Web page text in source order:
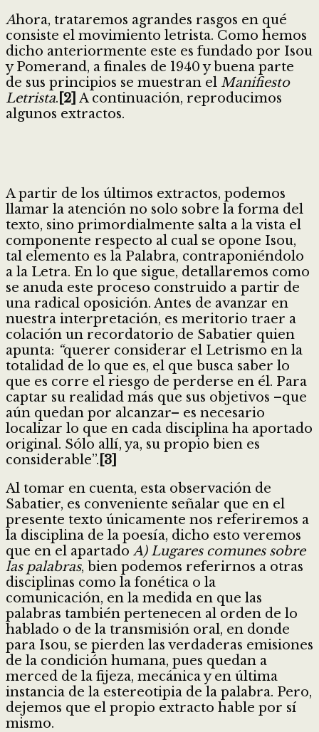
Ahora, trataremos agrandes rasgos en qué
consiste el movimiento letrista. Como hemos
dicho anteriormente este es fundado por Isou
y Pomerand, a finales de 1940 y buena parte
de sus principios se muestran el Manifiesto
Letrista. [2] A continuación, reproducimos
algunos extractos.
A partir de los últimos extractos, podemos
llamar la atención no solo sobre la forma del
texto, sino primordialmente salta a la vista el
componente respecto al cual se opone Isou,
tal elemento es la Palabra, contraponiéndolo
a la Letra. En lo que sigue, detallaremos como
se anuda este proceso construido a partir de
una radical oposición. Antes de avanzar en
nuestra interpretación, es meritorio traer a
colación un recordatorio de Sabatier quien
apunta: “querer considerar el Letrismo en la
totalidad de lo que es, el que busca saber lo
que es corre el riesgo de perderse en él. Para
captar su realidad más que sus objetivos –que
aún quedan por alcanzar– es necesario
localizar lo que en cada disciplina ha aportado
original. Sólo allí, ya, su propio bien es
considerable”. [3]
Al tomar en cuenta, esta observación de
Sabatier, es conveniente señalar que en el
presente texto únicamente nos referiremos a
la disciplina de la poesía, dicho esto veremos
que en el apartado A) Lugares comunes sobre
las palabras, bien podemos referirnos a otras
disciplinas como la fonética o la
comunicación, en la medida en que las
palabras también pertenecen al orden de lo
hablado o de la transmisión oral, en donde
para Isou, se pierden las verdaderas emisiones
de la condición humana, pues quedan a
merced de la fijeza, mecánica y en última
instancia de la estereotipia de la palabra. Pero,
dejemos que el propio extracto hable por sí
mismo.